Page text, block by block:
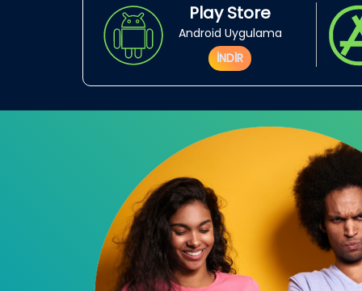
Play Store
Android Uygulama
İNDİR